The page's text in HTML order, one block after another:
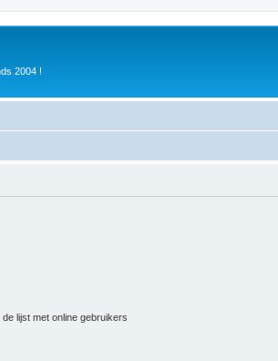
2004 !
lijst met online gebruikers